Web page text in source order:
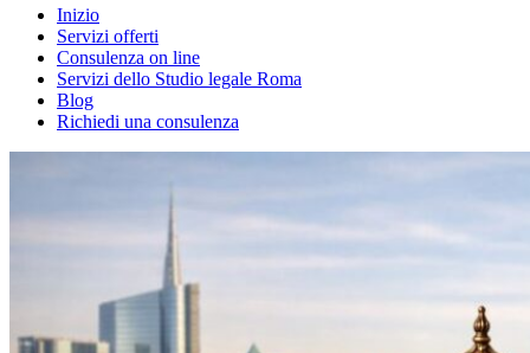
Inizio
Servizi offerti
Consulenza on line
Servizi dello Studio legale Roma
Blog
Richiedi una consulenza